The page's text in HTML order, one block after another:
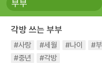
#희망
#나눔 #친구 #링컨
#독서
#건강 #면역력
각방 쓰는 부부
#사랑 #세월 #나이 #
#중년
#각방